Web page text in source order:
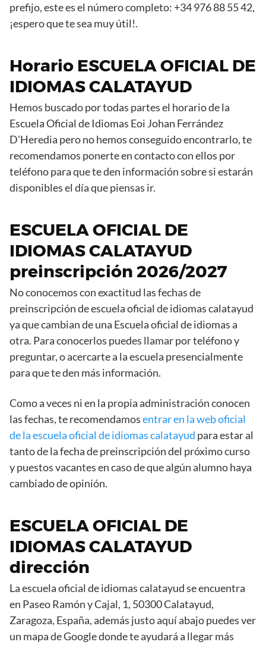
prefijo, este es el número completo: +34 976 88 55 42,
¡espero que te sea muy útil!.
Horario ESCUELA OFICIAL DE
IDIOMAS CALATAYUD
Hemos buscado por todas partes el horario de la
Escuela Oficial de Idiomas Eoi Johan Ferrández
D'Heredia pero no hemos conseguido encontrarlo, te
recomendamos ponerte en contacto con ellos por
teléfono para que te den información sobre si estarán
disponibles el día que piensas ir.
ESCUELA OFICIAL DE
IDIOMAS CALATAYUD
preinscripción 2026/2027
No conocemos con exactitud las fechas de
preinscripción de escuela oficial de idiomas calatayud
ya que cambian de una Escuela oficial de idiomas a
otra. Para conocerlos puedes llamar por teléfono y
preguntar, o acercarte a la escuela presencialmente
para que te den más información.
Como a veces ni en la propia administración conocen
las fechas, te recomendamosentrar en la web oficial
de la escuela oficial de idiomas calatayud para estar al
tanto de la fecha de preinscripción del próximo curso
y puestos vacantes en caso de que algún alumno haya
cambiado de opinión.
ESCUELA OFICIAL DE
IDIOMAS CALATAYUD
dirección
La escuela oficial de idiomas calatayud se encuentra
en Paseo Ramón y Cajal, 1, 50300 Calatayud,
Zaragoza, España, además justo aquí abajo puedes ver
un mapa de Google donde te ayudará a llegar más